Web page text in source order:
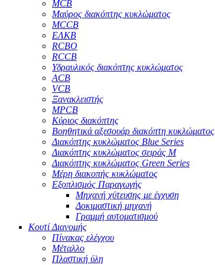
MCB
Μαύρος διακόπτης κυκλώματος
MCCB
ΕΛΚΒ
RCBO
RCCB
Υδραυλικός διακόπτης κυκλώματος
ACB
VCB
Ξανακλειστής
MPCB
Κύριος διακόπτης
Βοηθητικά αξεσουάρ διακόπτη κυκλώματος
Διακόπτης κυκλώματος Blue Series
Διακόπτης κυκλώματος σειράς M
Διακόπτης κυκλώματος Green Series
Μέρη διακοπής κυκλώματος
Εξοπλισμός Παραγωγής
Μηχανή χύτευσης με έγχυση
Δοκιμαστική μηχανή
Γραμμή αυτοματισμού
Κουτί Διανομής
Πίνακας ελέγχου
Μέταλλο
Πλαστική ύλη